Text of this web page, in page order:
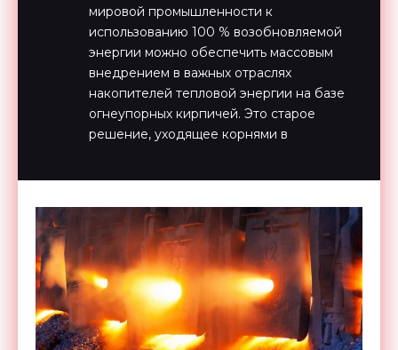
мировой промышленности к
использованию 100 % возобновляемой
энергии можно обеспечить массовым
внедрением в важных отраслях
накопителей тепловой энергии на базе
огнеупорных кирпичей. Это старое
решение, уходящее корнями в